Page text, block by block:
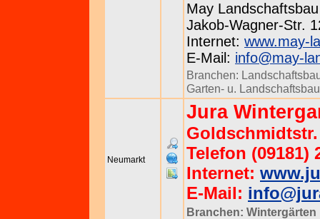
May
Jakob-Wagner-Str.
Internet: www.may-
E-Mail: info@may-
Branchen:
Garten- u. Landschaftsbau
Neumarkt
Jura
Goldschmidtstr.
Telefon (09181)
Internet:
E-Mail:
Branchen: Wintergärten